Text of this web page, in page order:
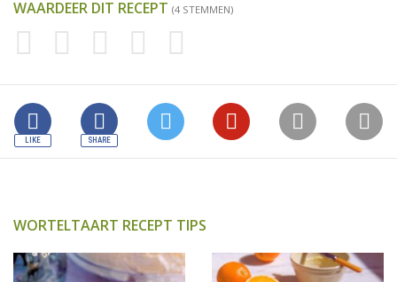
WAARDEER DIT RECEPT (4 STEMMEN)
WORTELTAART RECEPT TIPS